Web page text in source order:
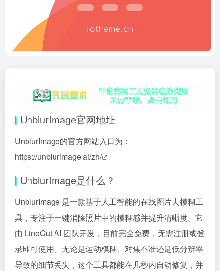
UnblurImage官网地址
UnblurImage的官方网站入口为：
https://unblurimage.ai/zh/
UnblurImage是什么？
UnblurImage 是一款基于人工智能的在线图片去模糊工
具，专注于一键消除照片中的模糊感并提升清晰度。它
由 LinoCut AI 团队开发，目前完全免费，无需注册或登
录即可使用。无论是运动模糊、对焦不准还是低分辨率
导致的细节丢失，这个工具都能在几秒内自动修复，并